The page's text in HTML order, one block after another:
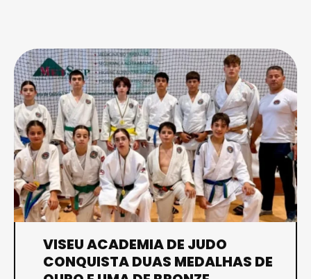
VISEU ACADEMIA DE JUDO
CONQUISTA DUAS MEDALHAS DE